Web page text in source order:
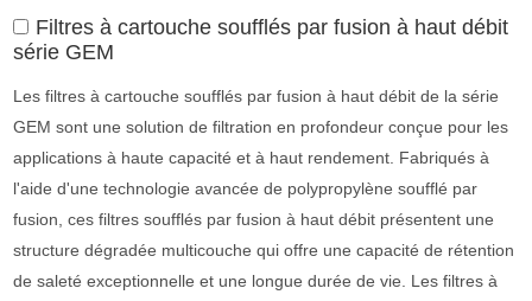
Filtres à cartouche soufflés par fusion à haut débit
série GEM
Les filtres à cartouche soufflés par fusion à haut débit de la série
GEM sont une solution de filtration en profondeur conçue pour les
applications à haute capacité et à haut rendement. Fabriqués à
l'aide d'une technologie avancée de polypropylène soufflé par
fusion, ces filtres soufflés par fusion à haut débit présentent une
structure dégradée multicouche qui offre une capacité de rétention
de saleté exceptionnelle et une longue durée de vie. Les filtres à